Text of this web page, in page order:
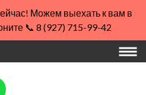
Можем выехать к вам в
📞 8 (927) 715-99-42